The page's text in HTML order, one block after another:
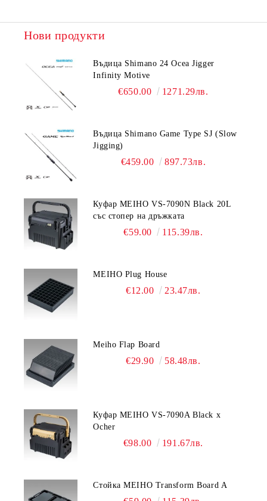
Нови продукти
Въдица Shimano 24 Ocea Jigger
Infinity Motive
€650.00 1271.29лв.
Въдица Shimano Game Type SJ (Slow
Jigging)
€459.00 897.73лв.
Куфар MEIHO VS-7090N Black 20L
със стопер на дръжката
€59.00 115.39лв.
MEIHO Plug House
€12.00 23.47лв.
Meiho Flap Board
€29.90 58.48лв.
Куфар MEIHO VS-7090A Black x
Ocher
€98.00 191.67лв.
Стойка MEIHO Transform Board A